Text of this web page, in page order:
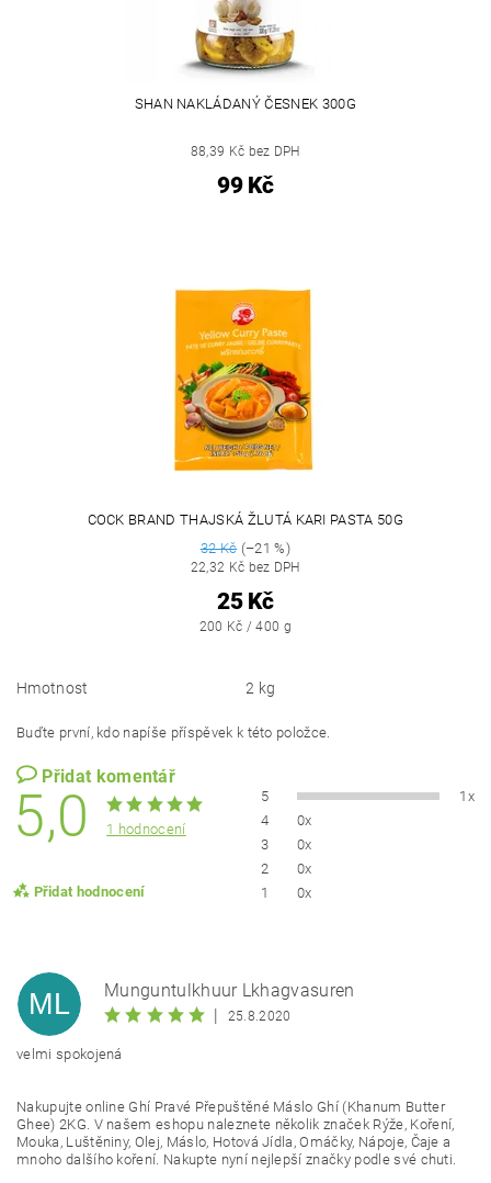
SHAN NAKLÁDANÝ ČESNEK 300G
88,39 Kč bez DPH
99 Kč
COCK BRAND THAJSKÁ ŽLUTÁ KARI PASTA 50G
32 Kč(–21 %)
22,32 Kč bez DPH
25 Kč
200 Kč / 400 g
Hmotnost 2 kg
Buďte první, kdo napíše příspěvek k této položce.
Přidat komentář
5,0 1 hodnocení
Přidat hodnocení
5
1x
4
0x
3
0x
2
0x
1
0x
ML
Munguntulkhuur Lkhagvasuren
|
25.8.2020
velmi spokojená
Nakupujte online Ghí Pravé Přepuštěné Máslo Ghí (Khanum Butter
Ghee) 2KG. V našem eshopu naleznete několik značek Rýže, Koření,
Mouka, Luštěniny, Olej, Máslo, Hotová Jídla, Omáčky, Nápoje, Čaje a
mnoho dalšího koření. Nakupte nyní nejlepší značky podle své chuti.